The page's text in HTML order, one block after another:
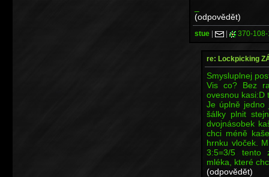
(odpovědět)
stue | | 370-
re: Lockpicking
Smysluplnej
Vis co? Bez
ovesnou kasi:D
Je úplně jedno
šálky plnit
dvojnásobek
chci méně
hrnku vloček.
3:5=3/5 tento
mléka, které
(odpovědět)